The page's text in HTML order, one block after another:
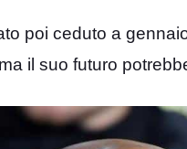
poi ceduto a
il suo futuro